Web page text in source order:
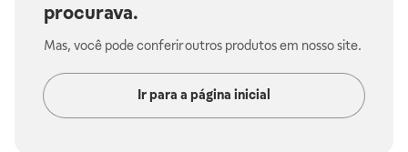
procurava.
Mas, você pode conferir outros produtos em nosso site.
Ir para a página inicial